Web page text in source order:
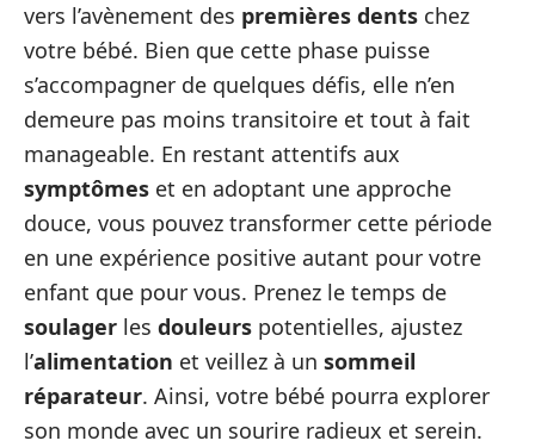
vers l’avènement des premières dents chez
votre bébé. Bien que cette phase puisse
s’accompagner de quelques défis, elle n’en
demeure pas moins transitoire et tout à fait
manageable. En restant attentifs aux
symptômes et en adoptant une approche
douce, vous pouvez transformer cette période
en une expérience positive autant pour votre
enfant que pour vous. Prenez le temps de
soulager les douleurs potentielles, ajustez
l’alimentation et veillez à un sommeil
réparateur. Ainsi, votre bébé pourra explorer
son monde avec un sourire radieux et serein.